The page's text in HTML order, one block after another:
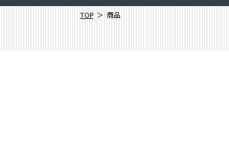
TOP 商品